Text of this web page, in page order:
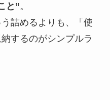
と”。
詰めるよりも、「使
するのがシンプルラ